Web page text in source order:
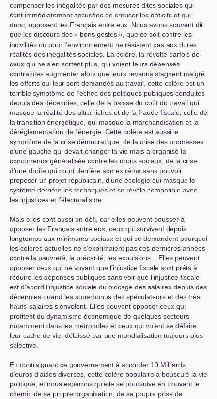
compenser les inégalités par des mesures dites sociales qui
sont immédiatement accusées de creuser les déficits et qui
donc, opposent les Français entre eux. Nous avons souvent dit
que les discours des « bons gestes», que ce soit contre les
incivilités ou pour l’environnement ne résistent pas aux dures
réalités des inégalités sociales. La colère, la révolte parfois de
ceux qui ne s’en sortent plus, qui voient leurs dépenses
contraintes augmenter alors que leurs revenus stagnent malgré
les efforts qui leur sont demandés au travail, cette colère est un
terrible symptôme de l’échec des politiques publiques conduites
depuis des décennies, celle de la baisse du coût du travail qui
masque la réalité des ultra-riches et de la fraude fiscale, celle de
la transition énergétique, qui masque la marchandisation et la
déréglementation de l’énergie. Cette colère est aussi le
symptôme de la crise démocratique, de la crise des promesses
d’une gauche qui devait changer la vie mais a organisé la
concurrence généralisée contre les droits sociaux, de la crise
d’une droite qui court derrière son extrême sans pouvoir
proposer un projet républicain, d’une écologie qui masque le
système derrière les techniques et se révèle compatible avec
les injustices et l’électoralisme.
Mais elles sont aussi un défi, car elles peuvent pousser à
opposer les Français entre eux, ceux qui survivent depuis
longtemps aux minimums sociaux et qui se demandent pourquoi
les colères actuelles ne s’exprimaient pas ces dernières années
contre la pauvreté, la précarité, les expulsions... Elles peuvent
opposer ceux qui ne voyant que l’injustice fiscale sont prêts à
réduire les dépenses publiques sans voir que l’injustice fiscale
est d’abord l’injustice sociale du blocage des salaires depuis des
décennies quand les superbonus des spéculateurs et des très
hauts-salaires s’envolent. Elles peuvent opposer ceux qui
profitent du dynamisme économique de quelques secteurs
notamment dans les métropoles et ceux qui voient se défaire
leur cadre de vie, délaissé par une mondialisation toujours plus
sélective.
En contraignant ce gouvernement à accorder 10 Milliards
d’euros d’aides diverses, cette colère populaire a bousculé la vie
politique, et nous espérons qu’elle se poursuive en trouvant le
chemin de sa propre organisation, de sa propre prise de